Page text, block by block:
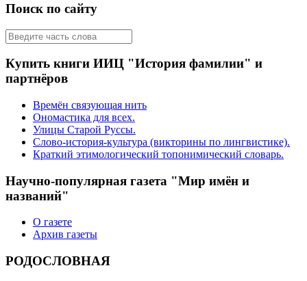
Поиск по сайту
Купить книги ИИЦ "История фамилии" и
партнёров
Времён связующая нить
Ономастика для всех.
Улицы Старой Руссы.
Слово-история-культура (викторины по лингвистике).
Краткий этимологический топонимический словарь.
Научно-популярная газета "Мир имён и
названий"
О газете
Архив газеты
РОДОСЛОВНАЯ